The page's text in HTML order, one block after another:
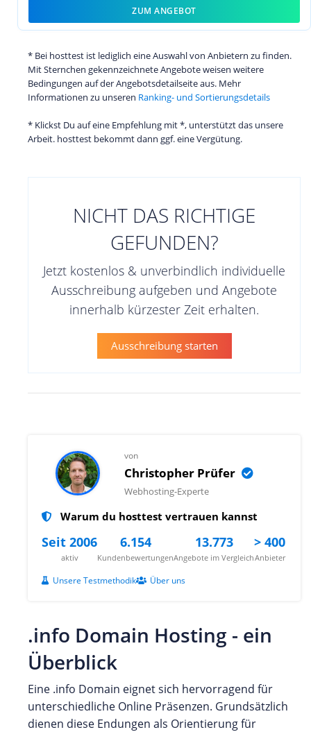
ZUM ANGEBOT
* Bei hosttest ist lediglich eine Auswahl von Anbietern zu finden.
Mit Sternchen gekennzeichnete Angebote weisen weitere
Bedingungen auf der Angebotsdetailseite aus. Mehr
Informationen zu unseren Ranking- und Sortierungsdetails
* Klickst Du auf eine Empfehlung mit *, unterstützt das unsere
Arbeit. hosttest bekommt dann ggf. eine Vergütung.
NICHT DAS RICHTIGE
GEFUNDEN?
Jetzt kostenlos & unverbindlich individuelle
Ausschreibung aufgeben und Angebote
innerhalb kürzester Zeit erhalten.
Ausschreibung starten
von
Christopher Prüfer
Webhosting-Experte
Warum du hosttest vertrauen kannst
Seit 2006
aktiv
6.154
Kundenbewertungen
13.773
Angebote im Vergleich
> 400
Anbieter
Unsere Testmethodik Über uns
.info Domain Hosting - ein
Überblick
Eine .info Domain eignet sich hervorragend für
unterschiedliche Online Präsenzen. Grundsätzlich
dienen diese Endungen als Orientierung für